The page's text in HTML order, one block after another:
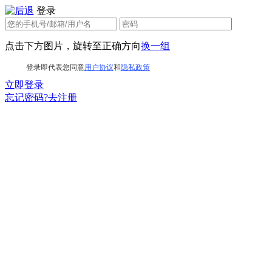
登录
点击下方图片，旋转至正确方向换一组
登录即代表您同意用户协议和隐私政策
立即登录
忘记密码?去注册